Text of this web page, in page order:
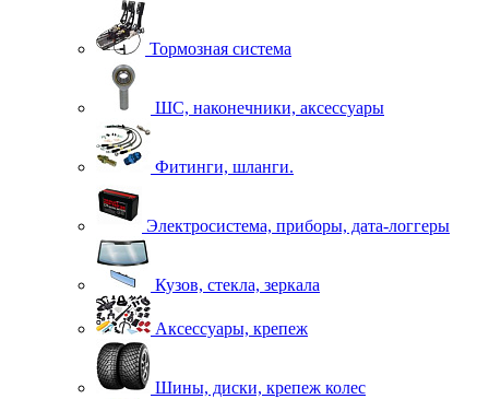
Тормозная система
ШС, наконечники, аксессуары
Фитинги, шланги.
Электросистема, приборы, дата-логгеры
Кузов, стекла, зеркала
Аксессуары, крепеж
Шины, диски, крепеж колес